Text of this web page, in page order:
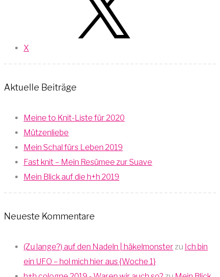
X
Aktuelle Beiträge
Meine to Knit-Liste für 2020
Mützenliebe
Mein Schal fürs Leben 2019
Fast knit – Mein Resümee zur Suave
Mein Blick auf die h+h 2019
Neueste Kommentare
(Zu lange?) auf den Nadeln | häkelmonster zu Ich bin
ein UFO – hol mich hier aus {Woche 1}